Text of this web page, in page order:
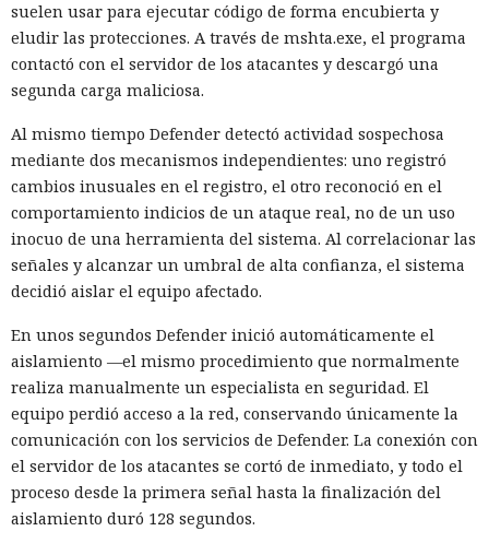
suelen usar para ejecutar código de forma encubierta y
eludir las protecciones. A través de mshta.exe, el programa
contactó con el servidor de los atacantes y descargó una
segunda carga maliciosa.
Al mismo tiempo Defender detectó actividad sospechosa
mediante dos mecanismos independientes: uno registró
cambios inusuales en el registro, el otro reconoció en el
comportamiento indicios de un ataque real, no de un uso
inocuo de una herramienta del sistema. Al correlacionar las
señales y alcanzar un umbral de alta confianza, el sistema
decidió aislar el equipo afectado.
En unos segundos Defender inició automáticamente el
aislamiento —el mismo procedimiento que normalmente
realiza manualmente un especialista en seguridad. El
equipo perdió acceso a la red, conservando únicamente la
comunicación con los servicios de Defender. La conexión con
el servidor de los atacantes se cortó de inmediato, y todo el
proceso desde la primera señal hasta la finalización del
aislamiento duró 128 segundos.